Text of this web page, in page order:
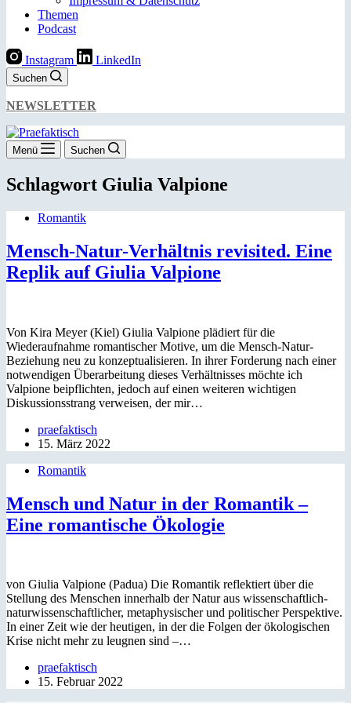
Themen
Podcast
Instagram LinkedIn
Suchen
NEWSLETTER
Menü Suchen
Schlagwort Giulia Valpione
Romantik
Mensch-Natur-Verhältnis revisited. Eine
Replik auf Giulia Valpione
Von Kira Meyer (Kiel) Giulia Valpione plädiert für die
Wiederaufnahme romantischer Motive, um die Mensch-Natur-
Beziehung neu zu konzeptualisieren. In ihrer Forderung nach einer
notwendigen Überarbeitung dieses Verhältnisses möchte ich
Valpione beipflichten, jedoch auf einen weiteren wichtigen
Diskussionsstrang verweisen, der mir…
praefaktisch
15. März 2022
Romantik
Mensch und Natur in der Romantik –
Eine romantische Ökologie
von Giulia Valpione (Padua) Die Romantik reflektiert über die
Stellung des Menschen innerhalb der Natur aus wissenschaftlich-
naturwissenschaftlicher, metaphysischer und politischer Perspektive.
In einer Zeit wie der heutigen, in der die Folgen der ökologischen
Krise nicht mehr zu leugnen sind –…
praefaktisch
15. Februar 2022